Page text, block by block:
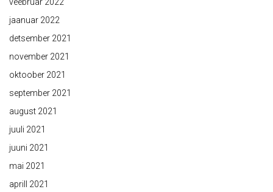
jaanuar 2022
detsember 2021
november 2021
oktoober 2021
september 2021
august 2021
juuli 2021
juuni 2021
mai 2021
aprill 2021